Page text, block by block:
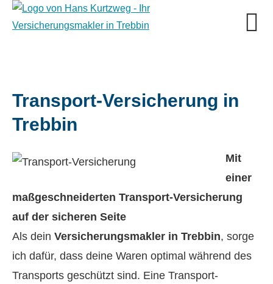
Transport-Versicherung in
Trebbin
Mit
einer
maßgeschneiderten Transport-Versicherung
auf der sicheren Seite
Als dein Ver­sicherungs­makler in Trebbin, sorge
ich dafür, dass deine Waren optimal während des
Transports geschützt sind. Eine Transport-